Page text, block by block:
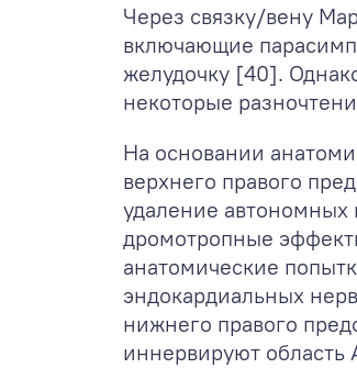
Через связку/вену
включающие
желудочку [40].
некоторые
На основании
верхнего правого
удаление автономных
дромотропные
анатомические
эндокардиальных
нижнего правого
иннервируют область